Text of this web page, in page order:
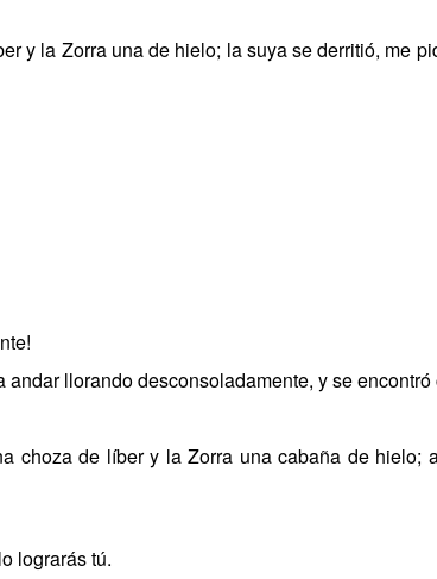
y la Zorra una de hielo; la suya se derritió, me
llorando desconsoladamente, y se encontró
de líber y la Zorra una cabaña de hielo;
lograrás tú.